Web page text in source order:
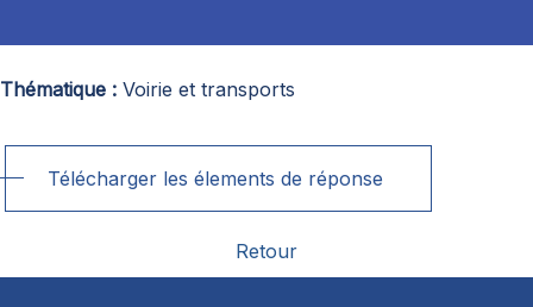
Thématique Voirie et transports
Télécharger les élements de réponse
Retour